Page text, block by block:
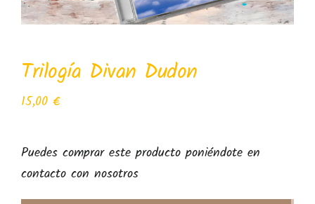
Trilogía Divan Dudon
15,00 €
Puedes comprar este producto poniéndote en
contacto con nosotros
Discografía
Conciertos
Contacto